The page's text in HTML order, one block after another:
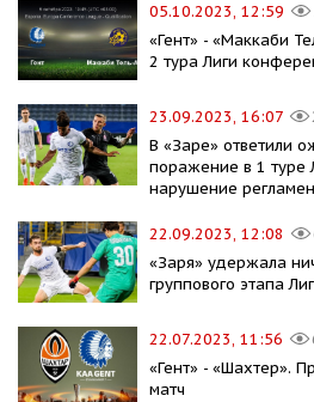
05.10.2023, 12:59
«Гент» - «Маккаби
2 тура Лиги
23.09.2023, 16:07
В «Заре» ответили
поражение в 1 туре
нарушение
22.09.2023, 12:08
«Заря» удержала
группового этапа
22.07.2023, 11:56
«Гент» - «Шахтер».
матч